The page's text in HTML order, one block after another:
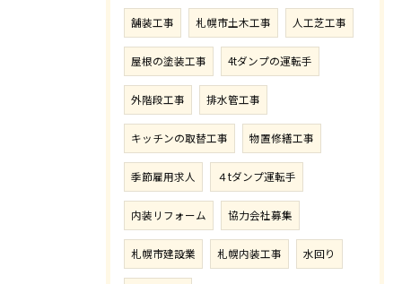
舗装工事 札幌市土木工事 人工芝工事
屋根の塗装工事 4tダンプの運転手
外階段工事 排水管工事
キッチンの取替工事 物置修繕工事
季節雇用求人 ４tダンプ運転手
内装リフォーム 協力会社募集
札幌市建設業 札幌内装工事 水回り